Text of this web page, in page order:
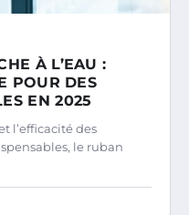
À L’EAU :
POUR DES
EN 2025
l’efficacité des
le ruban